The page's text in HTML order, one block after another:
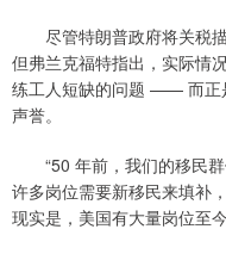
尽管特朗普政府将关税描
但弗兰克福特指出，实际情
练工人短缺的问题 —— 而正
声誉。
“50 年前，我们的移民群
许多岗位需要新移民来填补
现实是，美国有大量岗位至